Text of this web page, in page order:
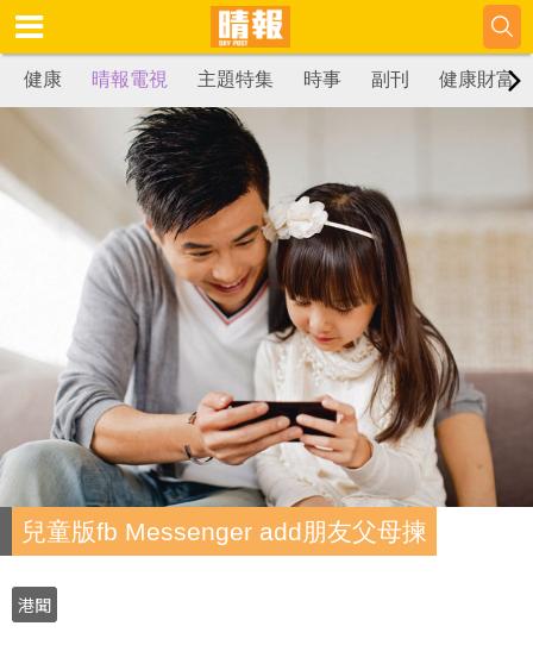
健康 晴報電視 主題特集 時事 副刊 健康財富
兒童版fb Messenger add朋友父母揀
港聞